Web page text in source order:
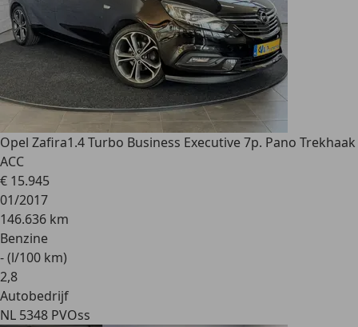
Opel Zafira1.4 Turbo Business Executive 7p. Pano Trekhaak
ACC
€ 15.945
01/2017
146.636 km
Benzine
- (l/100 km)
2,8
Autobedrijf
NL 5348 PVOss